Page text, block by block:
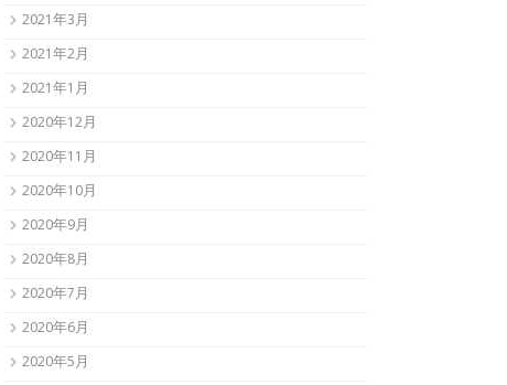
2021年3月
2021年2月
2021年1月
2020年12月
2020年11月
2020年10月
2020年9月
2020年8月
2020年7月
2020年6月
2020年5月